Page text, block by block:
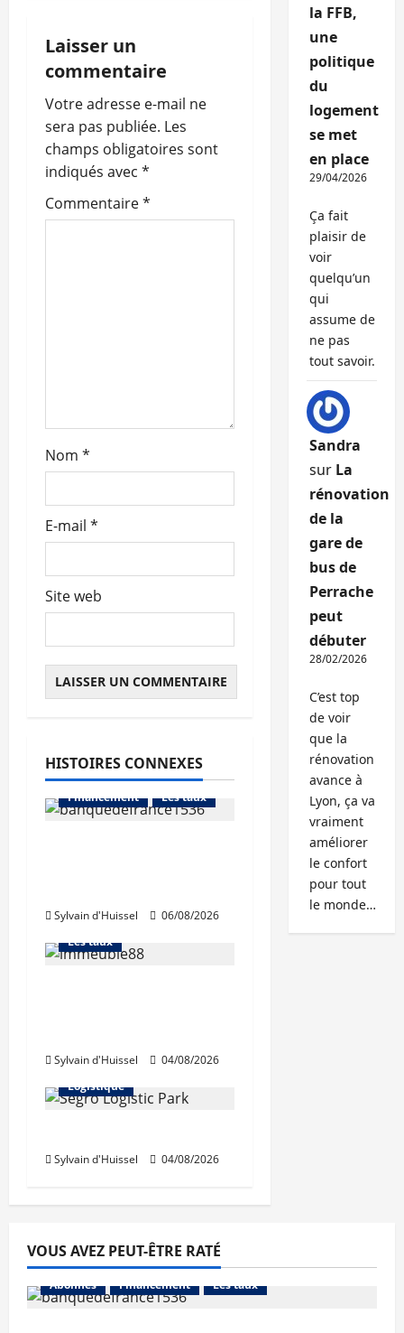
i
o
n
d
’
l
e
Laisser un
commentaire
Votre adresse e-mail ne
sera pas publiée. Les
champs obligatoires sont
indiqués avec *
Commentaire*
Nom *
E-mail *
Site web
HISTOIRES CONNEXES
Abonnés
Financement
Les taux
Sylvain d'Huissel 06/08/2026
L'avis des courtiers
Les taux
Sylvain d'Huissel 04/08/2026
Immo d'entreprise
Logistique
Sylvain d'Huissel 04/08/2026
la FFB,
une
politique
du
logement
se met
en place
29/04/2026
Ça fait
plaisir de
voir
quelqu’un
qui
assume de
ne pas
tout savoir.
Sandra
sur La
rénovation
de la
gare de
bus de
Perrache
peut
débuter
28/02/2026
C’est top
de voir
que la
rénovation
avance à
Lyon, ça va
vraiment
améliorer
le confort
pour tout
le monde…
VOUS AVEZ PEUT-ÊTRE RATÉ
Abonnés Financement Les taux